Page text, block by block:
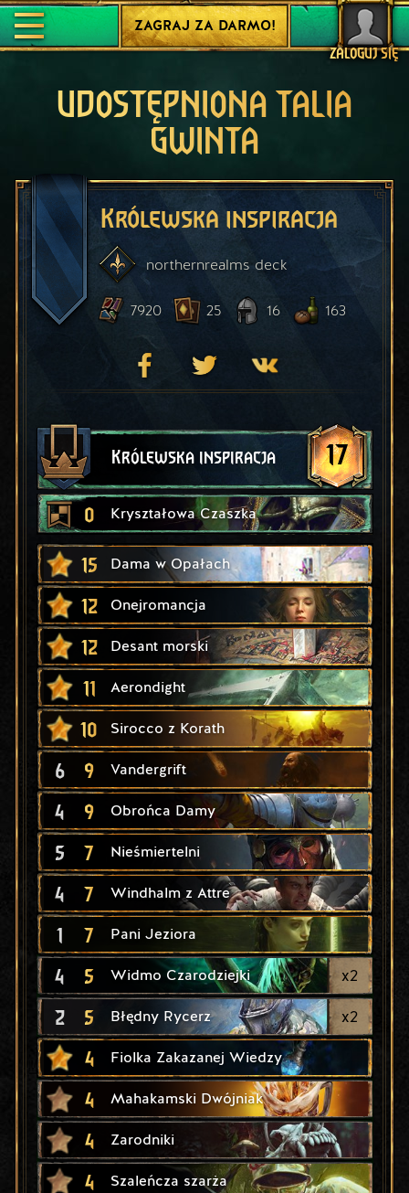
ZALOGUJ SIĘ
ZAGRAJ ZA DARMO!
UDOSTĘPNIONA TALIA
GWINTA
Królewska inspiracja
northernrealmsdeck
7920 25 16 163
Królewska inspiracja 17
0 Kryształowa Czaszka
15 Dama w Opałach
12 Onejromancja
12 Desant morski
11 Aerondight
10 Sirocco z Korath
6 9 Vandergrift
4 9 Obrońca Damy
5 7 Nieśmiertelni
4 7 Windhalm z Attre
1 7 Pani Jeziora
4 5 Widmo Czarodziejki x2
2 5 Błędny Rycerz x2
4 Fiolka Zakazanej Wiedzy
4 Mahakamski Dwójniak
4 Zarodniki
4 Szaleńcza szarża